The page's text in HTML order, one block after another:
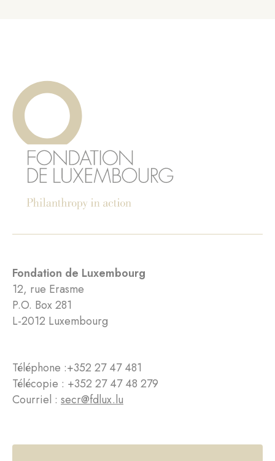
Fondation de Luxembourg
12, rue Erasme
P.O. Box 281
L-2012 Luxembourg
Téléphone :+352 27 47 481
Télécopie : +352 27 47 48 279
Courriel : secr@fdlux.lu